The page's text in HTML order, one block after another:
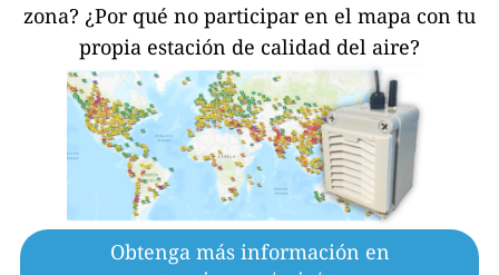
zona? ¿Por qué no participar en el mapa con tu
propia estación de calidad del aire?
Obtenga más información en